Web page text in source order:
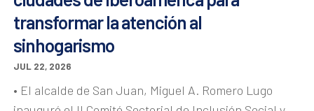
transformar la atención al
sinhogarismo
JUL 22, 2026
• El alcalde de San Juan, Miguel A. Romero Lugo